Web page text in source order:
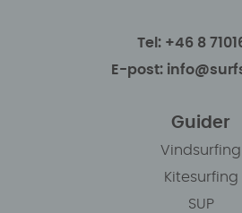
Tel: +46 8
E-post:
Guider
Vindsurfing
Kitesurfing
SUP